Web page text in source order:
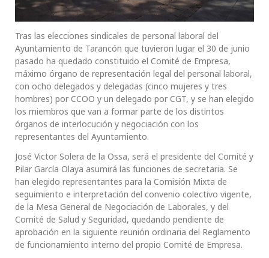
Tras las elecciones sindicales de personal laboral del
Ayuntamiento de Tarancón que tuvieron lugar el 30 de junio
pasado ha quedado constituido el Comité de Empresa,
máximo órgano de representación legal del personal laboral,
con ocho delegados y delegadas (cinco mujeres y tres
hombres) por CCOO y un delegado por CGT, y se han elegido
los miembros que van a formar parte de los distintos
órganos de interlocución y negociación con los
representantes del Ayuntamiento.
José Victor Solera de la Ossa, será el presidente del Comité y
Pilar García Olaya asumirá las funciones de secretaria. Se
han elegido representantes para la Comisión Mixta de
seguimiento e interpretación del convenio colectivo vigente,
de la Mesa General de Negociación de Laborales, y del
Comité de Salud y Seguridad, quedando pendiente de
aprobación en la siguiente reunión ordinaria del Reglamento
de funcionamiento interno del propio Comité de Empresa.